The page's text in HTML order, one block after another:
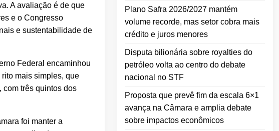
A avaliação é de que
e o Congresso
e sustentabilidade de
Federal encaminhou
mais simples, que
com três quintos dos
foi manter a
Plano Safra 2026/2027 mantém
volume recorde, mas setor cobra mais
crédito e juros menores
Disputa bilionária sobre royalties do
petróleo volta ao centro do debate
nacional no STF
Proposta que prevê fim da escala 6×1
avança na Câmara e amplia debate
sobre impactos econômicos